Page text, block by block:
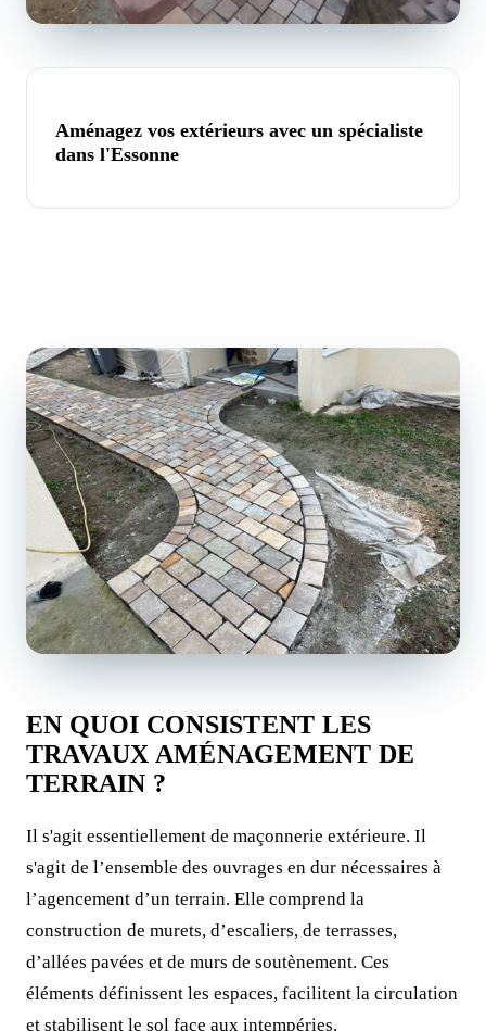
Aménagez vos extérieurs avec un spécialiste
dans l'Essonne
EN QUOI CONSISTENT LES
TRAVAUX AMÉNAGEMENT DE
TERRAIN ?
Il s'agit essentiellement de maçonnerie extérieure. Il
s'agit de l’ensemble des ouvrages en dur nécessaires à
l’agencement d’un terrain. Elle comprend la
construction de murets, d’escaliers, de terrasses,
d’allées pavées et de murs de soutènement. Ces
éléments définissent les espaces, facilitent la circulation
et stabilisent le sol face aux intempéries.